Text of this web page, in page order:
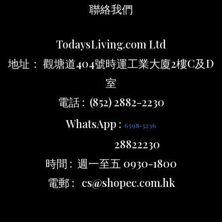
聯絡我們
TodaysLiving.com Ltd
地址： 觀塘道404號時運工業大廈2樓C及D
室
電話 : (852) 2882-2230
WhatsApp : 6598-5236
28822230
時間 : 週一至五 0930-1800
電郵 : cs@shopec.com.hk